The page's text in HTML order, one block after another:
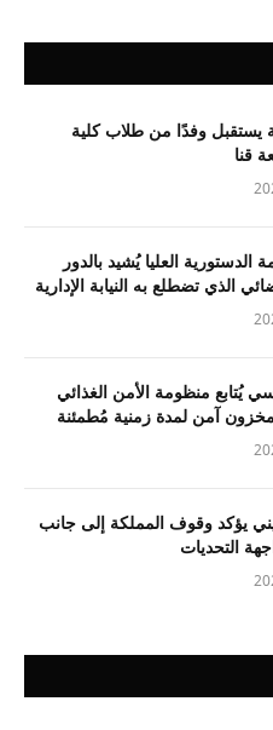
يستقبل وفدًا من طلاب كلية
قنا
العليا يُشيد بالدور
الذي تضطلع به النيابة الإدارية
يُتابع منظومة الأمن الغذائي
آمن لمدة زمنية مُطمئنة
يؤكد وقوف المملكة إلى جانب
التحديات